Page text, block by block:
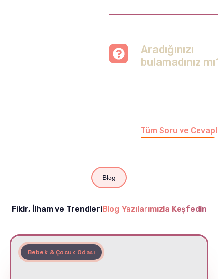
Aradığınızı
bulamadınız
Tüm Soru ve
Blog
Fikir, İlham ve TrendleriBlog Yazılarımızla Keşfedin
Bebek & Çocuk Odası